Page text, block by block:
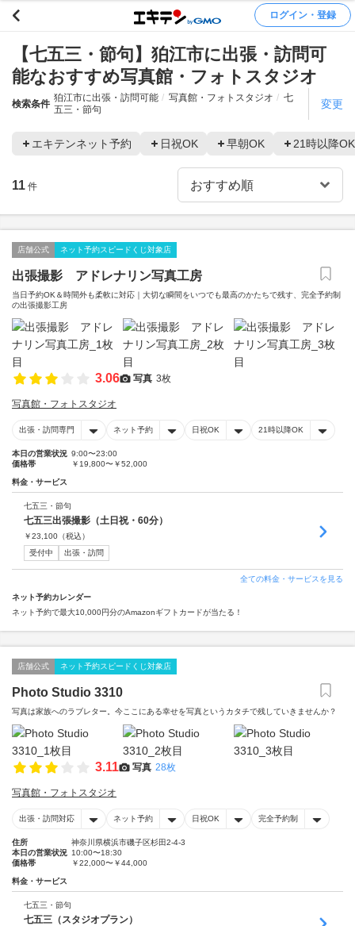
ログイン・登録
【七五三・節句】狛江市に出張・訪問可
能なおすすめ写真館・フォトスタジオ
検索条件
狛江市に出張・訪問可能 写真館・フォトスタジオ
七
五三・節句
変更
エキテンネット予約 日祝OK 早朝OK 21時以降OK
11 件
店舗公式 ネット予約スピードくじ対象店
出張撮影 アドレナリン写真工房
当日予約OK＆時間外も柔軟に対応｜大切な瞬間をいつでも最高のかたちで残す、完全予約制
の出張撮影工房
3.06 写真 3枚
写真館・フォトスタジオ
出張・訪問専門 ネット予約 日祝OK 21時以降OK
本日の営業状況 9:00〜23:00
価格帯
￥19,800〜￥52,000
料金・サービス
七五三・節句
七五三出張撮影（土日祝・60分）
￥23,100 （税込）
受付中
出張・訪問
全ての料金・サービスを見る
ネット予約カレンダー
ネット予約で最大10,000円分のAmazonギフトカードが当たる！
店舗公式 ネット予約スピードくじ対象店
Photo Studio 3310
写真は家族へのラブレター。今ここにある幸せを写真というカタチで残していきませんか？
3.11 写真 28枚
写真館・フォトスタジオ
出張・訪問対応 ネット予約 日祝OK 完全予約制
住所
神奈川県横浜市磯子区杉田2-4-3
本日の営業状況 10:00〜18:30
価格帯
￥22,000〜￥44,000
料金・サービス
七五三・節句
七五三（スタジオプラン）